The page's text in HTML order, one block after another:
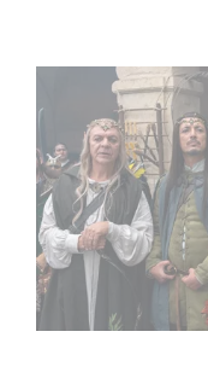
Game Master : Éric